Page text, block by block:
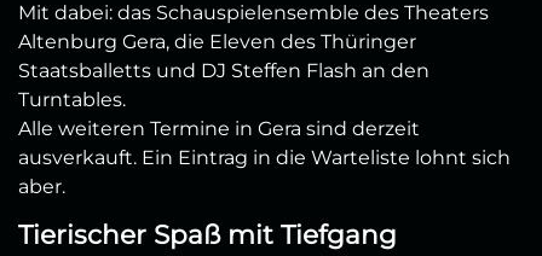
Mit dabei: das Schauspielensemble des Theaters
Altenburg Gera, die Eleven des Thüringer
Staatsballetts und DJ Steffen Flash an den
Turntables.
Alle weiteren Termine in Gera sind derzeit
ausverkauft. Ein Eintrag in die Warteliste lohnt sich
aber.
Tierischer Spaß mit Tiefgang